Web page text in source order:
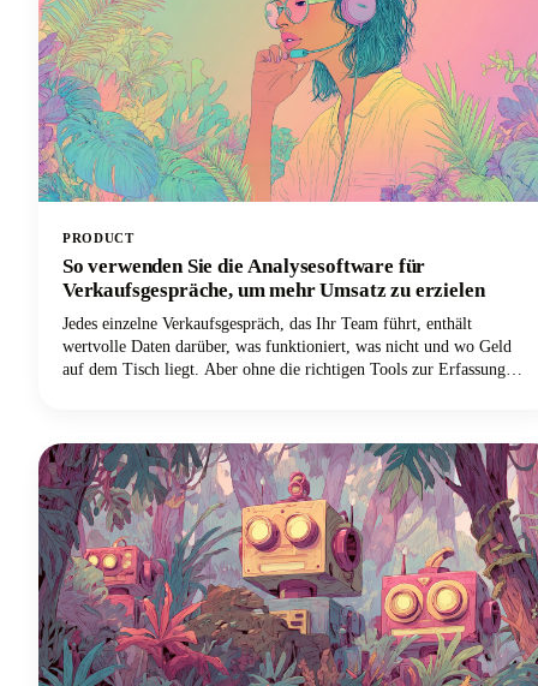
PRODUCT
So verwenden Sie die Analysesoftware für
Verkaufsgespräche, um mehr Umsatz zu erzielen
Jedes einzelne Verkaufsgespräch, das Ihr Team führt, enthält
wertvolle Daten darüber, was funktioniert, was nicht und wo Geld
auf dem Tisch liegt. Aber ohne die richtigen Tools zur Erfassung